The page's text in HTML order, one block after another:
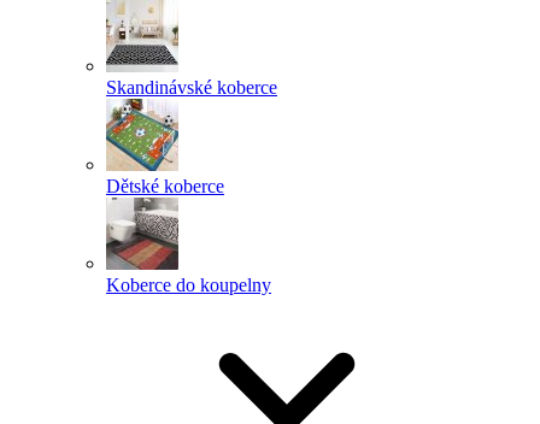
Skandinávské koberce
Dětské koberce
Koberce do koupelny